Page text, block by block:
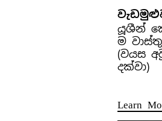
යූශීන්
ම
(වයස
දක්වා)
Learn